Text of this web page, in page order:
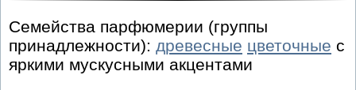
Семейства парфюмерии (группы
принадлежности): древесные цветочные с
яркими мускусными акцентами